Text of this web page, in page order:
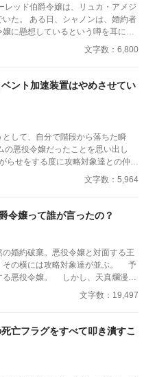
レッド伯爵令嬢は、リュカ・アメジ
た。 ある日、シャノンは、婚約者
に懸想しているという噂を耳にす
るため、リュカとの婚約を円満に解
文字数：6,800
ント加速装置はやめさせてい
して、自分で階段から落ちた瞬
の悪役令嬢だったことを思い出し
イベント加速装置”では？ そん
めた結
文字数：5,964
令嬢って誰が言ったの？
婚約破棄。悪役令嬢と対面する王
の横には攻略対象達が並ぶ。 予
かし、天真爛漫で
の瞳を見た瞬間、背筋に冷たいも
・加筆修正して制作した作品で
ものです。 賞・出版申請を目的と
文字数：19,497
亡フラグをすべて叩き潰すこ